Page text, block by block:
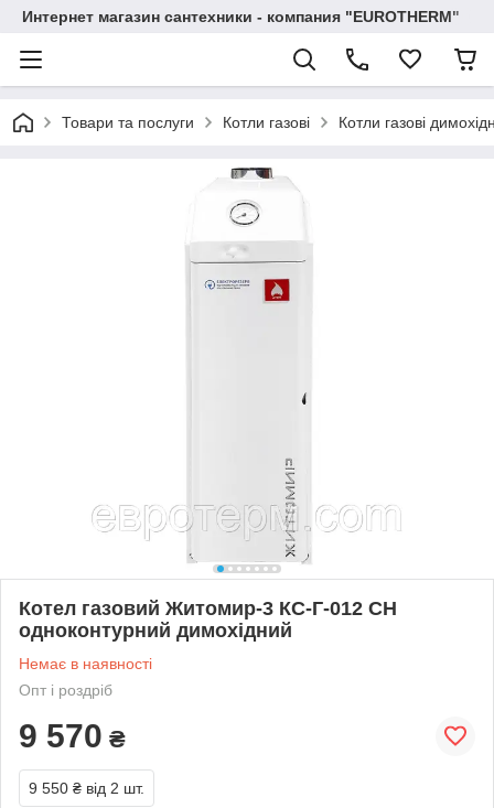
Интернет магазин сантехники - компания "EUROTHERM"
Товари та послуги Котли газові Котли газові
Котел газовий Житомир-3 КС-Г-012 СН
одноконтурний димохідний
Немає в наявності
Опт і роздріб
9 570 ₴
9 550 ₴ від 2 шт.